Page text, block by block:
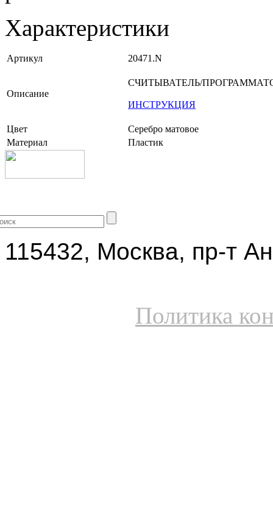
Характеристики
Артикул 20471.N
Описание
СЧИТЫВАТЕЛЬ/
ИНСТРУКЦИЯ
Цвет
Серебро матовое
Материал
Пластик
115432, Москва, пр-т
Политика